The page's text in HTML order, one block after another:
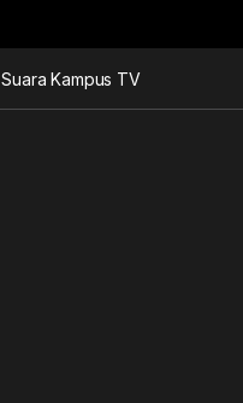
Suara Kampus TV